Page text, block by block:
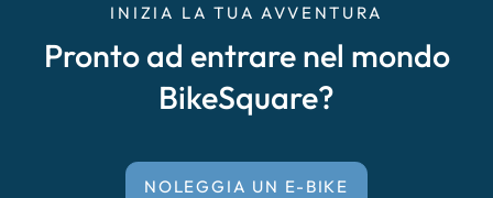
INIZIA LA TUA AVVENTURA
Pronto ad entrare nel mondo
BikeSquare?
NOLEGGIA UN E-BIKE